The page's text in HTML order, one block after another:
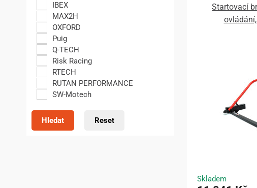
IBEX
MAX2H
OXFORD
Puig
Q-TECH
Risk Racing
RTECH
RUTAN PERFORMANCE
SW-Motech
Hledat Reset
Startovací
Skladem